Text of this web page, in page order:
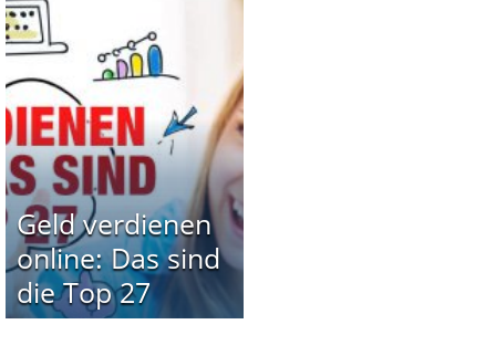
Geld verdienen
online: Das sind
die Top 27